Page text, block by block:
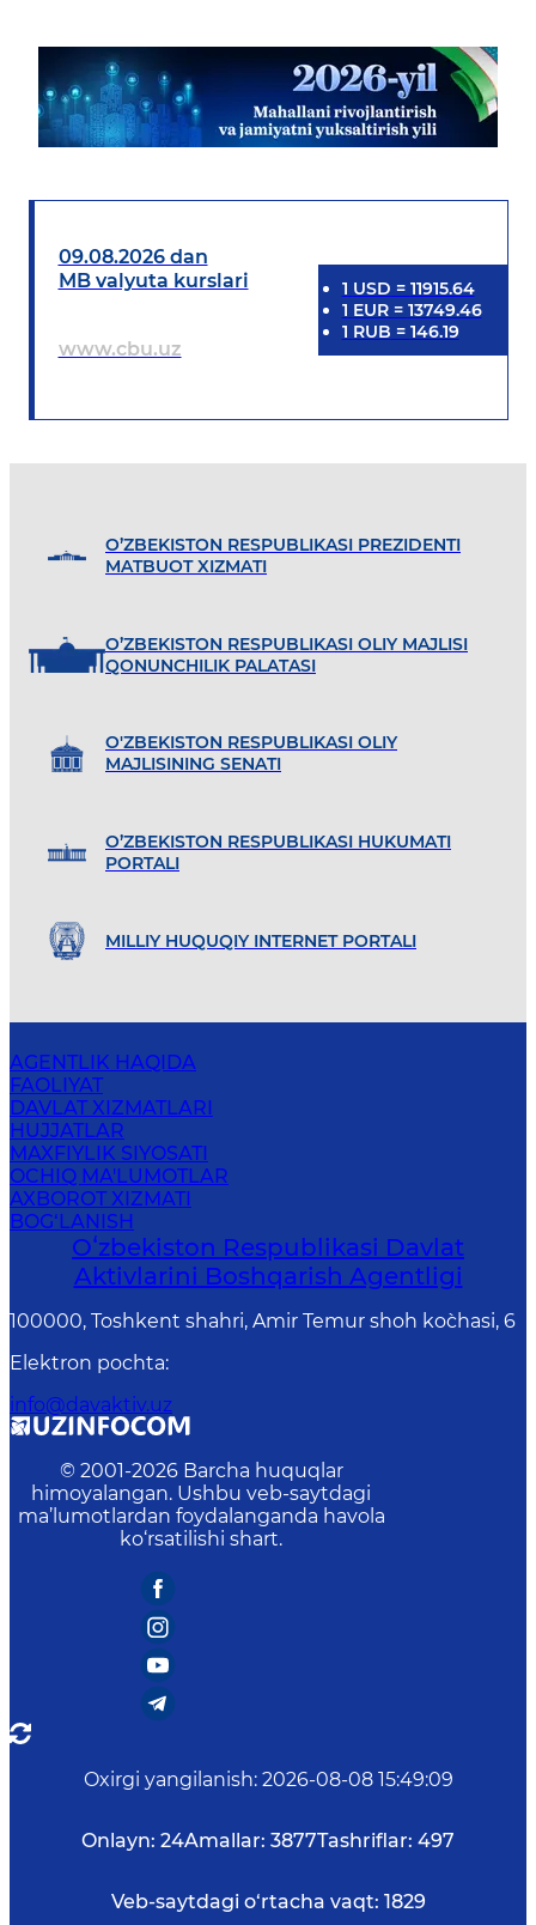
09.08.2026 dan
MB valyuta kurslari
www.cbu.uz
1 USD = 11915.64
1 EUR= 13749.46
1 RUB = 146.19
O’ZBEKISTON RESPUBLIKASI PREZIDENTI
MATBUOT XIZMATI
O’ZBEKISTON RESPUBLIKASI OLIY MAJLISI
QONUNCHILIK PALATASI
O'ZBEKISTON RESPUBLIKASI OLIY
MAJLISINING SENATI
O’ZBEKISTON RESPUBLIKASI HUKUMATI
PORTALI
MILLIY HUQUQIY INTERNET PORTALI
AGENTLIK HAQIDA
FAOLIYAT
DAVLAT XIZMATLARI
HUJJATLAR
MAXFIYLIK SIYOSATI
OCHIQ MA'LUMOTLAR
AXBOROT XIZMATI
BOG‘LANISH
Oʻzbekiston Respublikasi Davlat
Aktivlarini Boshqarish Agentligi
100000, Toshkent shahri, Amir Temur shoh ko`chasi, 6
Elektron pochta:
info@davaktiv.uz
© 2001-2026 Barcha huquqlar
himoyalangan. Ushbu veb-saytdagi
ma’lumotlardan foydalanganda havola
ko‘rsatilishi shart.
Oxirgi yangilanish: 2026-08-08 15:49:09
Onlayn: 24Amallar: 3877Tashriflar: 497
Veb-saytdagi o‘rtacha vaqt: 1829